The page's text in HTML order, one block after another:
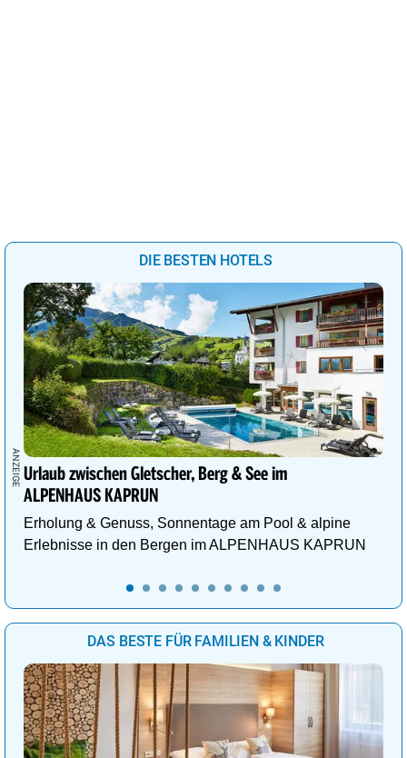
DIE BESTEN HOTELS
Urlaub zwischen Gletscher, Berg & See im
ALPENHAUS KAPRUN
Erholung & Genuss, Sonnentage am Pool & alpine
Erlebnisse in den Bergen im ALPENHAUS KAPRUN
DAS BESTE FÜR FAMILIEN & KINDER